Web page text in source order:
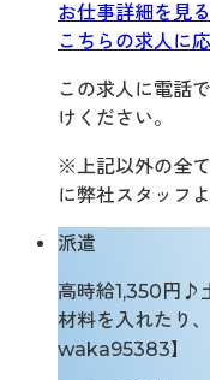
お仕事詳細を見る
こちらの求人に
この求人に電話
けください。
※上記以外の全
に弊社スタッフ
派遣
高時給1,350円♪
材料を入れたり
waka95383】